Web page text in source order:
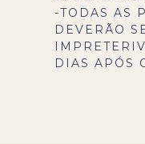
-TODAS AS
DEVERÃO
DIAS APÓS